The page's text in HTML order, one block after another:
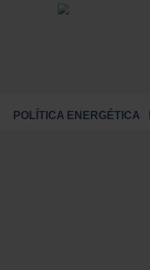
POLÍTICA ENERGÉTICA